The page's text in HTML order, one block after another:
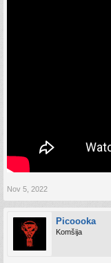
Nov 5, 2022
Picoooka
Komšija